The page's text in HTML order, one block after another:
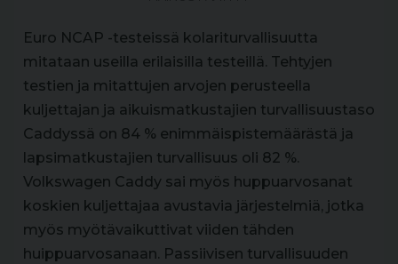
Euro NCAP -testeissä kolariturvallisuutta
mitataan useilla erilaisilla testeillä. Tehtyjen
testien ja mitattujen arvojen perusteella
kuljettajan ja aikuismatkustajien turvallisuustaso
Caddyssä on 84 % enimmäispistemäärästä ja
lapsimatkustajien turvallisuus oli 82 %.
Volkswagen Caddy sai myös huppuarvosanat
koskien kuljettajaa avustavia järjestelmiä, jotka
myös myötävaikuttivat viiden tähden
huippuarvosanaan. Passiivisen turvallisuuden